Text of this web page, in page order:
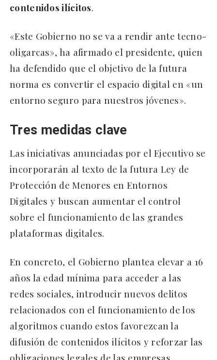
contenidos ilícitos.
«Este Gobierno no se va a rendir ante tecno-
oligarcas», ha afirmado el presidente, quien
ha defendido que el objetivo de la futura
norma es convertir el espacio digital en «un
entorno seguro para nuestros jóvenes».
Tres medidas clave
Las iniciativas anunciadas por el Ejecutivo se
incorporarán al texto de la futura Ley de
Protección de Menores en Entornos
Digitales y buscan aumentar el control
sobre el funcionamiento de las grandes
plataformas digitales.
En concreto, el Gobierno plantea elevar a 16
años la edad mínima para acceder a las
redes sociales, introducir nuevos delitos
relacionados con el funcionamiento de los
algoritmos cuando estos favorezcan la
difusión de contenidos ilícitos y reforzar las